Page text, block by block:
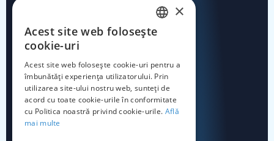
Despre RoPay
RoPay în media
Cod QR RoPay
ROMANIAN
×
Acest site web folosește
cookie-uri
Acest site web folosește cookie-uri pentru a
îmbunătăți experiența utilizatorului. Prin
utilizarea site-ului nostru web, sunteți de
acord cu toate cookie-urile în conformitate
cu Politica noastră privind cookie-urile. Află
mai multe